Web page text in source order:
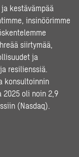
kestävämpää
insinöörimme
siirtymää,
ja
resilienssiä.
konsultoinnin
2025 oli noin 2,9
(Nasdaq).